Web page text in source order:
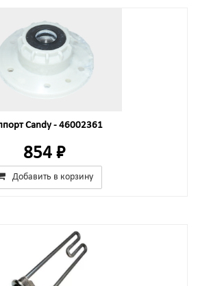
Candy - 46002361
854 ₽
Добавить в корзину